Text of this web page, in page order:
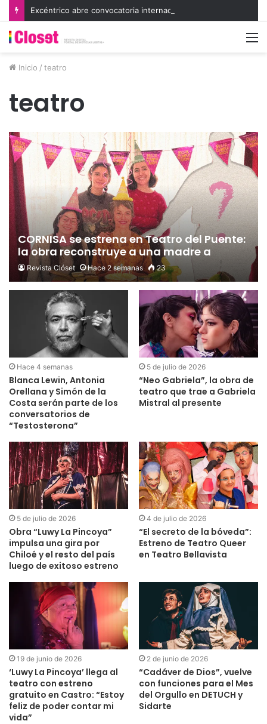
Inicio / teatro
teatro
CORNISA se estrena en Teatro del Puente:
la obra reconstruye a una madre a
través de los recuerdos de sus hijas
Revista Clóset Hace 2 semanas 23
Hace 4 semanas
Blanca Lewin, Antonia
Orellana y Simón de la
Costa serán parte de los
conversatorios de
“Testosterona”
5 de julio de 2026
“Neo Gabriela”, la obra de
teatro que trae a Gabriela
Mistral al presente
5 de julio de 2026
Obra “Luwy La Pincoya”
impulsa una gira por
Chiloé y el resto del país
luego de exitoso estreno
4 de julio de 2026
“El secreto de la bóveda”:
Estreno de Teatro Queer
en Teatro Bellavista
19 de junio de 2026
‘Luwy La Pincoya’ llega al
teatro con estreno
gratuito en Castro: “Estoy
feliz de poder contar mi
vida”
2 de junio de 2026
“Cadáver de Dios”, vuelve
con funciones para el Mes
del Orgullo en DETUCH y
Sidarte